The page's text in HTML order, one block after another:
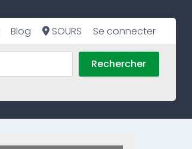
Blog SOURS Se connecter
Rechercher